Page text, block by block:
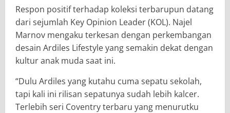
Respon positif terhadap koleksi terbarupun datang
dari sejumlah Key Opinion Leader (KOL). Najel
Marnov mengaku terkesan dengan perkembangan
desain Ardiles Lifestyle yang semakin dekat dengan
kultur anak muda saat ini.
“Dulu Ardiles yang kutahu cuma sepatu sekolah,
tapi kali ini rilisan sepatunya sudah lebih kalcer.
Terlebih seri Coventry terbaru yang menurutku